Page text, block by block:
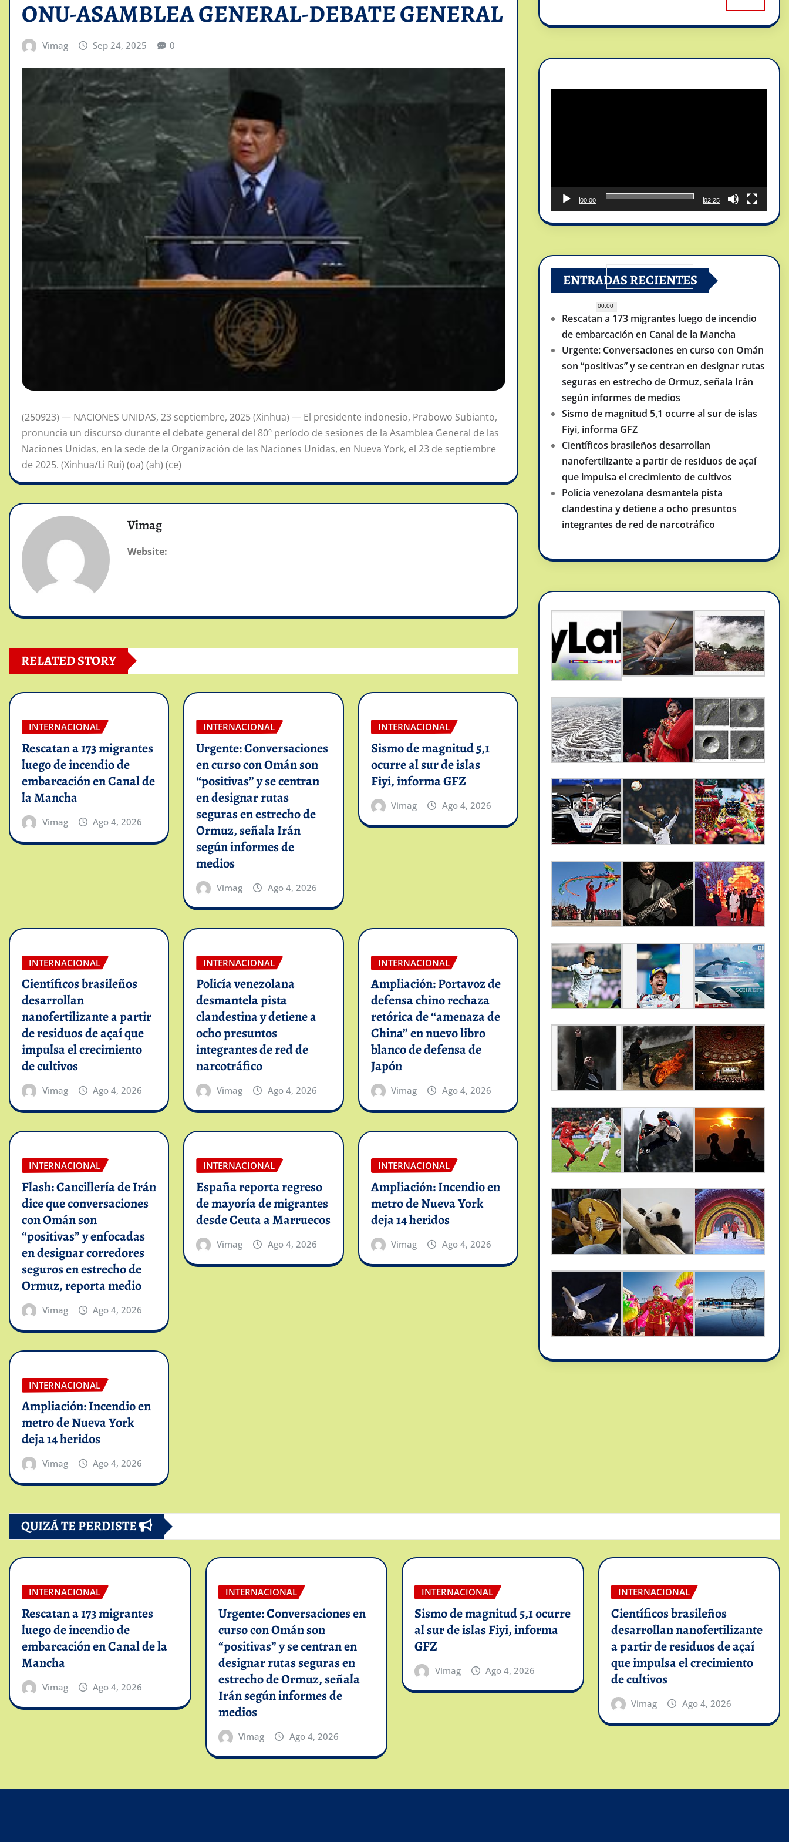
ONU-ASAMBLEA GENERAL-DEBATE GENERAL
Vimag Sep 24, 2025 0
(250923) — NACIONES UNIDAS, 23 septiembre, 2025 (Xinhua) — El presidente indonesio, Prabowo Subianto,
pronuncia un discurso durante el debate general del 80º período de sesiones de la Asamblea General de las
Naciones Unidas, en la sede de la Organización de las Naciones Unidas, en Nueva York, el 23 de septiembre
de 2025. (Xinhua/Li Rui) (oa) (ah) (ce)
Vimag
Website:
RELATED STORY
INTERNACIONAL
Rescatan a 173 migrantes
luego de incendio de
embarcación en Canal de
la Mancha
Vimag Ago 4, 2026
INTERNACIONAL
Urgente: Conversaciones
en curso con Omán son
“positivas” y se centran
en designar rutas
seguras en estrecho de
Ormuz, señala Irán
según informes de
medios
Vimag Ago 4, 2026
INTERNACIONAL
Sismo de magnitud 5,1
ocurre al sur de islas
Fiyi, informa GFZ
Vimag Ago 4, 2026
INTERNACIONAL
Científicos brasileños
desarrollan
nanofertilizante a partir
de residuos de açaí que
impulsa el crecimiento
de cultivos
Vimag Ago 4, 2026
INTERNACIONAL
Policía venezolana
desmantela pista
clandestina y detiene a
ocho presuntos
integrantes de red de
narcotráfico
Vimag Ago 4, 2026
INTERNACIONAL
Ampliación: Portavoz de
defensa chino rechaza
retórica de “amenaza de
China” en nuevo libro
blanco de defensa de
Japón
Vimag Ago 4, 2026
INTERNACIONAL
Flash: Cancillería de Irán
dice que conversaciones
con Omán son
“positivas” y enfocadas
en designar corredores
seguros en estrecho de
Ormuz, reporta medio
Vimag Ago 4, 2026
INTERNACIONAL
España reporta regreso
de mayoría de migrantes
desde Ceuta a Marruecos
Vimag Ago 4, 2026
INTERNACIONAL
Ampliación: Incendio en
metro de Nueva York
deja 14 heridos
Vimag Ago 4, 2026
INTERNACIONAL
Ampliación: Incendio en
metro de Nueva York
deja 14 heridos
Vimag Ago 4, 2026
00:00
00:00
02:25
ENTRADAS RECIENTES
Rescatan a 173 migrantes luego de incendio
de embarcación en Canal de la Mancha
Urgente: Conversaciones en curso con Omán
son “positivas” y se centran en designar rutas
seguras en estrecho de Ormuz, señala Irán
según informes de medios
Sismo de magnitud 5,1 ocurre al sur de islas
Fiyi, informa GFZ
Científicos brasileños desarrollan
nanofertilizante a partir de residuos de açaí
que impulsa el crecimiento de cultivos
Policía venezolana desmantela pista
clandestina y detiene a ocho presuntos
integrantes de red de narcotráfico
QUIZÁ TE PERDISTE
INTERNACIONAL
Rescatan a 173 migrantes
luego de incendio de
embarcación en Canal de la
Mancha
Vimag Ago 4, 2026
INTERNACIONAL
Urgente: Conversaciones en
curso con Omán son
“positivas” y se centran en
designar rutas seguras en
estrecho de Ormuz, señala
Irán según informes de
medios
Vimag Ago 4, 2026
INTERNACIONAL
Sismo de magnitud 5,1 ocurre
al sur de islas Fiyi, informa
GFZ
Vimag Ago 4, 2026
INTERNACIONAL
Científicos brasileños
desarrollan nanofertilizante
a partir de residuos de açaí
que impulsa el crecimiento
de cultivos
Vimag Ago 4, 2026